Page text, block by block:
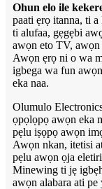
Ohun elo ile
paati ẹrọ itanna, ti
ti alufaa, gẹgẹbi
awọn eto TV, awọn
Awọn ẹrọ ni o wa
igbega wa fun
eka naa.
Olumulo
ọpọlọpọ awọn eka
pẹlu iṣọpọ awọn
Awọn nkan, itetisi
pẹlu awọn ọja
Minewing ti jẹ
awọn alabara ati